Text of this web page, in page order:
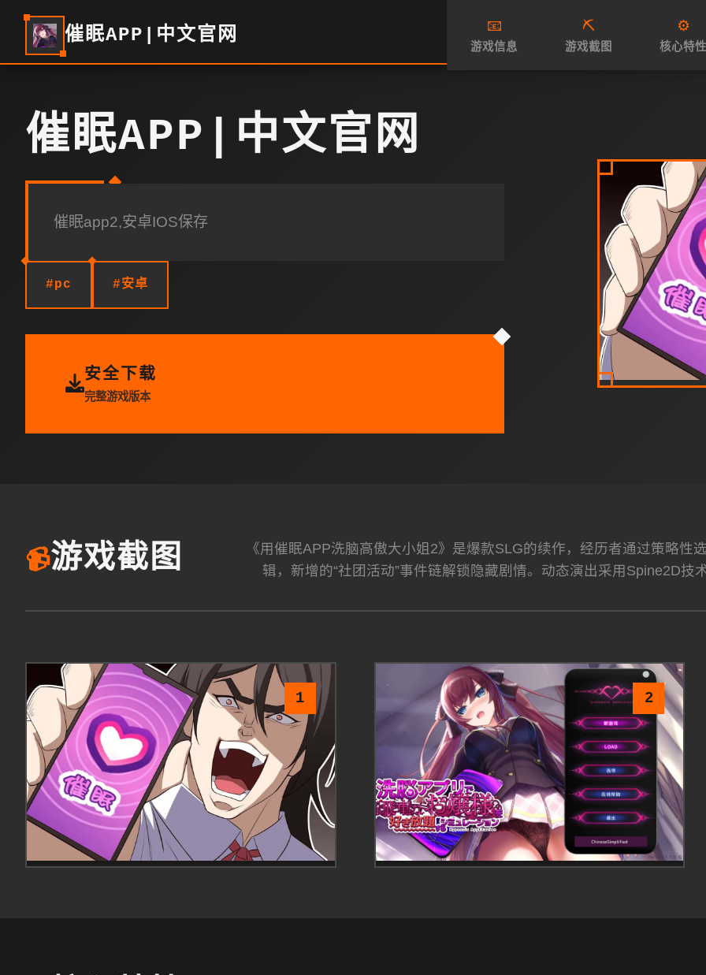
催眠APP|中文官网 📧
游戏信息
⛏️
游戏截图
⚙️
核心特性
催眠APP|中文官网
催眠app2,安卓IOS保存
#pc #安卓
安全下载
完整游戏版本
📹游戏截图
《用催眠APP洗脑高傲大小姐2》是爆款SLG的续作，经历者通过策略
辑，新增的“社团活动”事件链解锁隐藏剧情。动态演出采用Spine2D
1 2